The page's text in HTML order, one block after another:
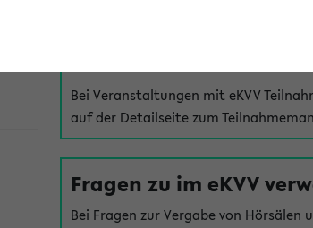
Bei Veranstaltungen mit eKVV
auf der Detailseite zum
Fragen zu im eKVV
Bei Fragen zur Vergabe von